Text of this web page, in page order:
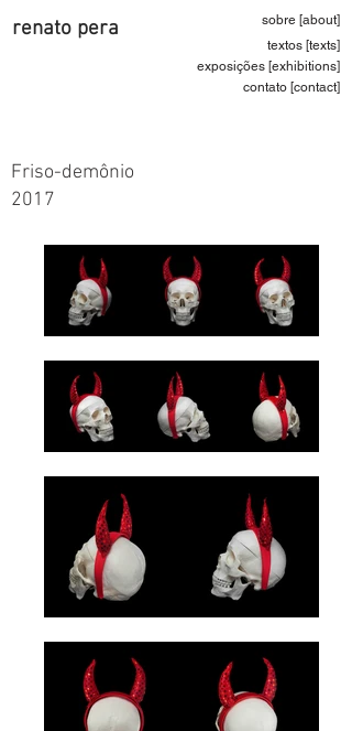
renato pera
sobre [about]
textos [texts]
exposições [exhibitions]
contato [contact]
Friso-demônio
2017